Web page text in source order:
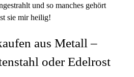
und so manches gehört
sie mir heilig!
aus Metall –
oder Edelrost